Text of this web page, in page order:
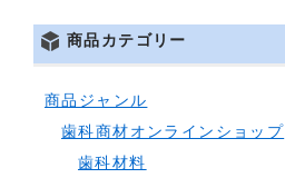
商品カテゴリー
商品ジャンル
歯科商材オンラインショップ
歯科材料